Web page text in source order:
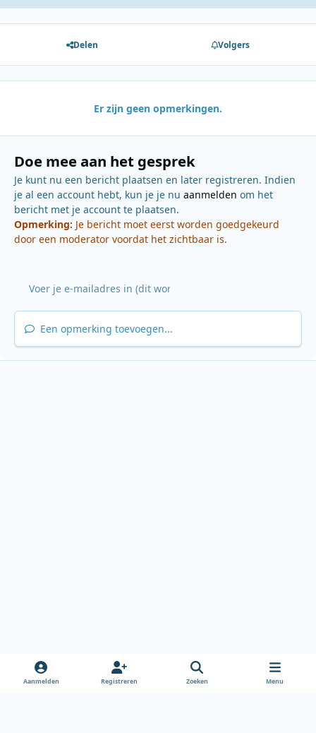
Delen Volgers
Er zijn geen opmerkingen.
Doe mee aan het gesprek
Je kunt nu een bericht plaatsen en later registreren. Indien
je al een account hebt, kun je je nu aanmelden om het
bericht met je account te plaatsen.
Opmerking: Je bericht moet eerst worden goedgekeurd
door een moderator voordat het zichtbaar is.
Een opmerking toevoegen...
Aanmelden Registreren Zoeken Menu